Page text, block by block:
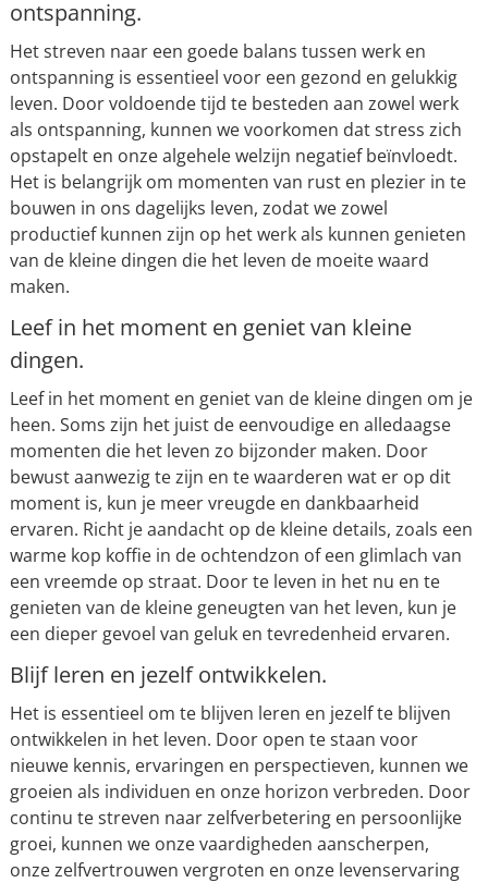
ontspanning.
Het streven naar een goede balans tussen werk en
ontspanning is essentieel voor een gezond en gelukkig
leven. Door voldoende tijd te besteden aan zowel werk
als ontspanning, kunnen we voorkomen dat stress zich
opstapelt en onze algehele welzijn negatief beïnvloedt.
Het is belangrijk om momenten van rust en plezier in te
bouwen in ons dagelijks leven, zodat we zowel
productief kunnen zijn op het werk als kunnen genieten
van de kleine dingen die het leven de moeite waard
maken.
Leef in het moment en geniet van kleine
dingen.
Leef in het moment en geniet van de kleine dingen om je
heen. Soms zijn het juist de eenvoudige en alledaagse
momenten die het leven zo bijzonder maken. Door
bewust aanwezig te zijn en te waarderen wat er op dit
moment is, kun je meer vreugde en dankbaarheid
ervaren. Richt je aandacht op de kleine details, zoals een
warme kop koffie in de ochtendzon of een glimlach van
een vreemde op straat. Door te leven in het nu en te
genieten van de kleine geneugten van het leven, kun je
een dieper gevoel van geluk en tevredenheid ervaren.
Blijf leren en jezelf ontwikkelen.
Het is essentieel om te blijven leren en jezelf te blijven
ontwikkelen in het leven. Door open te staan voor
nieuwe kennis, ervaringen en perspectieven, kunnen we
groeien als individuen en onze horizon verbreden. Door
continu te streven naar zelfverbetering en persoonlijke
groei, kunnen we onze vaardigheden aanscherpen,
onze zelfvertrouwen vergroten en onze levenservaring